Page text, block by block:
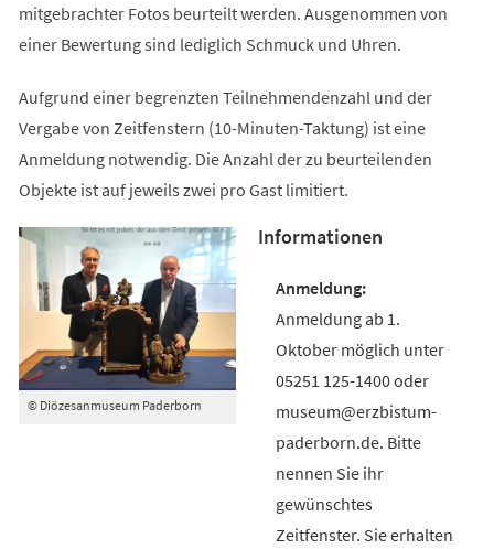
mitgebrachter Fotos beurteilt werden. Ausgenommen von
einer Bewertung sind lediglich Schmuck und Uhren.
Aufgrund einer begrenzten Teilnehmendenzahl und der
Vergabe von Zeitfenstern (10-Minuten-Taktung) ist eine
Anmeldung notwendig. Die Anzahl der zu beurteilenden
Objekte ist auf jeweils zwei pro Gast limitiert.
© Diözesanmuseum Paderborn
Informationen
Anmeldung ab 1.
Oktober möglich unter
05251 125-1400 oder
museum@erzbistum-
paderborn.de. Bitte
nennen Sie ihr
gewünschtes
Zeitfenster. Sie erhalten